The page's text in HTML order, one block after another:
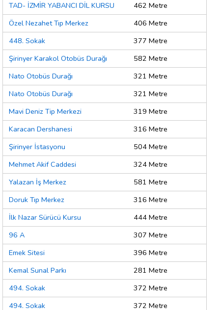
TAD- İZMİR YABANCI DİL KURSU
462 Metre
Özel Nezahet Tıp Merkez
406 Metre
448. Sokak
377 Metre
Şirinyer Karakol Otobüs Durağı
582 Metre
Nato Otobüs Durağı
321 Metre
Nato Otobüs Durağı
321 Metre
Mavi Deniz Tip Merkezi
319 Metre
Karacan Dershanesi
316 Metre
Şirinyer İstasyonu
504 Metre
Mehmet Akif Caddesi
324 Metre
Yalazan İş Merkez
581 Metre
Doruk Tıp Merkez
316 Metre
İlk Nazar Sürücü Kursu
444 Metre
96 A
307 Metre
Emek Sitesi
396 Metre
Kemal Sunal Parkı
281 Metre
494. Sokak
372 Metre
494. Sokak
372 Metre